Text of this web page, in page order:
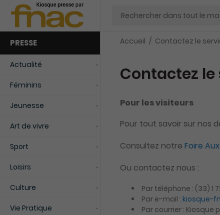
Chercher
PRESSE
Actualité
Féminins
Jeunesse
Art de vivre
Sport
Loisirs
Culture
Vie Pratique
Accueil Contactez le
Contactez
Pour les visiteurs
Pour tout savoir sur nos
Consultez notre Foire
Ou contactez nous :
Par téléphone : (33) 1
Par e-mail : kiosque-
Par courrier : Kiosque